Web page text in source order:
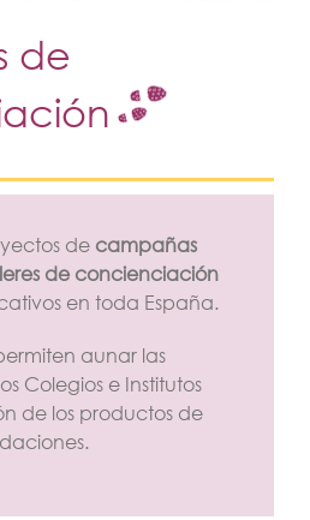
de
de campañas
de concienciación
en toda España.
aunar las
Colegios e Institutos
de los productos de